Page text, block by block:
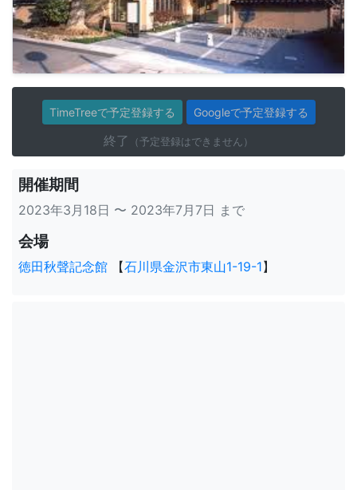
TimeTreeで予定登録する Googleで予定登録する
終了 （予定登録はできません）
開催期間
2023年3月18日 〜 2023年7月7日 まで
会場
徳田秋聲記念館 【石川県金沢市東山1-19-1】